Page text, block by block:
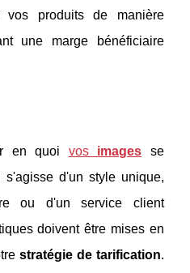
produits de manière
une marge bénéficiaire
en quoi vos images se
s'agisse d'un style unique,
ou d'un service client
doivent être mises en
stratégie de tarification.